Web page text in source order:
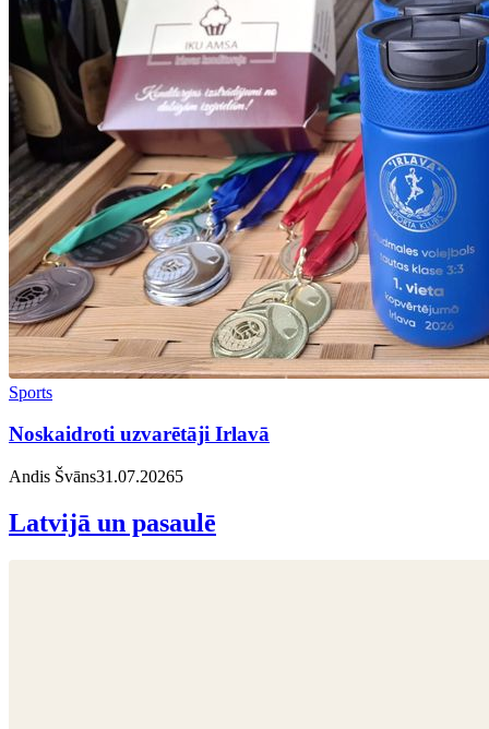
Sports
Noskaidroti uzvarētāji Irlavā
Andis Švāns31.07.20265
Latvijā un pasaulē